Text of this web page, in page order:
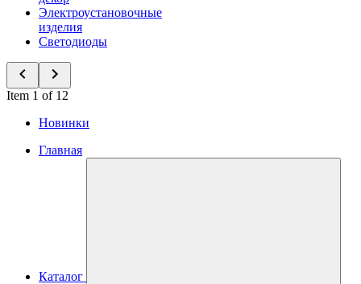
Электроустановочные
изделия
Светодиоды
Item 1 of 12
Новинки
Главная
Каталог